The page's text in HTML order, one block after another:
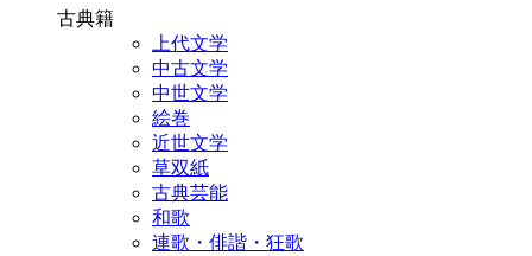
古典籍
上代文学
中古文学
中世文学
絵巻
近世文学
草双紙
古典芸能
和歌
連歌・俳諧・狂歌